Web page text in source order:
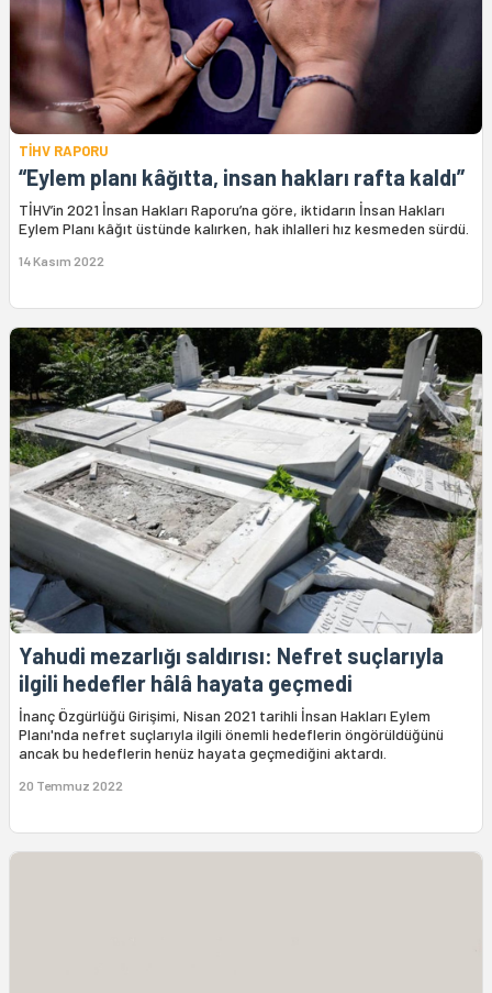
TİHV RAPORU
“Eylem planı kâğıtta, insan hakları rafta kaldı”
TİHV’in 2021 İnsan Hakları Raporu’na göre, iktidarın İnsan Hakları
Eylem Planı kâğıt üstünde kalırken, hak ihlalleri hız kesmeden sürdü.
14 Kasım 2022
Yahudi mezarlığı saldırısı: Nefret suçlarıyla
ilgili hedefler hâlâ hayata geçmedi
İnanç Özgürlüğü Girişimi, Nisan 2021 tarihli İnsan Hakları Eylem
Planı'nda nefret suçlarıyla ilgili önemli hedeflerin öngörüldüğünü
ancak bu hedeflerin henüz hayata geçmediğini aktardı.
20 Temmuz 2022